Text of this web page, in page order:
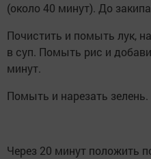
(около 40 минут). До
Почистить и помыть лук,
в суп. Помыть рис и
минут.
Помыть и нарезать зелень.
Через 20 минут положить